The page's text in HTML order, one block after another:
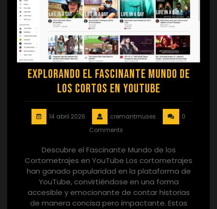
Explorando el Fascinante Mundo de
los Cortos en YouTube
14 abril 2026 cremantmuses
0
Comments
Descubre el Fascinante Mundo de los
Cortometrajes en YouTube Los cortometrajes
han ganado popularidad en la plataforma de
YouTube, convirtiéndose en una forma
accesible y emocionante de contar historias
de manera concisa pero impactante. Estas